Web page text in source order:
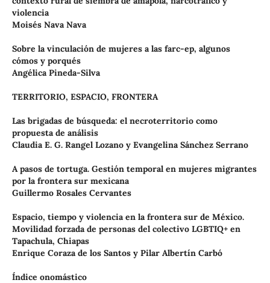
violencia
Moisés Nava Nava
Sobre la vinculación de mujeres a las farc-ep, algunos
cómos y porqués
Angélica Pineda-Silva
TERRITORIO, ESPACIO, FRONTERA
Las brigadas de búsqueda: el necroterritorio como
propuesta de análisis
Claudia E. G. Rangel Lozano y Evangelina Sánchez Serrano
A pasos de tortuga. Gestión temporal en mujeres migrantes
por la frontera sur mexicana
Guillermo Rosales Cervantes
Espacio, tiempo y violencia en la frontera sur de México.
Movilidad forzada de personas del colectivo LGBTIQ+ en
Tapachula, Chiapas
Enrique Coraza de los Santos y Pilar Albertín Carbó
Índice onomástico